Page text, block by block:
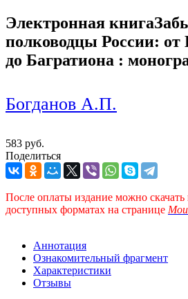
Электронная книга
полководцы России: от
до Багратиона :
Богданов А.П.
583 руб.
Поделиться
После оплаты издание можно скачать
доступных форматах на странице Мои
Аннотация
Ознакомительный фрагмент
Характеристики
Отзывы